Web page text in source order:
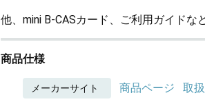
他、mini B-CASカード、ご利用ガイドな
商品仕様
メーカーサイト 商品ページ 取